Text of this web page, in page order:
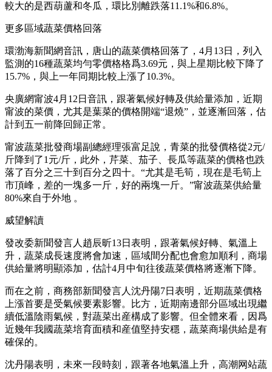
較大的是西葫蘆和冬瓜，環比別離跌落11.1%和6.8%。
更多區域蔬菜價格回落
環渤海新聞網音訊，唐山的蔬菜價格回落了，4月13日，列入
監測的16種蔬菜均勻零價格格爲3.69元，與上星期比較下降了
15.7%，與上一年同期比較上漲了10.3%。
央廣網甯波4月12日音訊，跟著氣候好轉及供給量添加，近期
甯波的菜價，尤其是葉菜的價格開端“退燒”，並逐漸回落，估
計到五一前降回歸正常。
甯波蔬菜批發商場副總經理張富足說，青菜的批發價格從2元/
斤降到了1元/斤，此外，芹菜、茄子、長瓜等蔬菜的價格也跌
落了百分之三十到百分之四十。“尤其是毛筍，現在是毛筍上
市頂峰，差的一塊多一斤，好的兩塊一斤。”甯波蔬菜供給量
80%來自于外地 。
威望解讀
發改委新聞發言人趙辰昕13日表明，跟著氣候好轉、氣溫上
升，蔬菜成長速度將會加速，區域間分配也會愈加順利，商場
供給量將明顯添加，估計4月中旬往後蔬菜價格將逐漸下降。
而在之前，商務部新聞發言人沈丹陽7日表明，近期蔬菜價格
上漲首要是受氣候要素影響。比方，近期南邊部分區域出現繼
續低溫陰雨氣候，對蔬菜出産構成了影響。但全體來看，因爲
近幾年我國蔬菜培育面積和産值堅持安穩，蔬菜商場供給是有
確保的。
沈丹陽表明，未來一段時刻，跟著各地氣溫上升，高潮网站蔬